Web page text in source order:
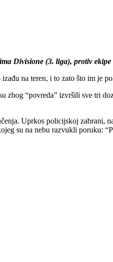
Divisione (3. liga), protiv
na teren, i to zato što im je
“povreda” izvršili sve tri
Uprkos policijskoj zabrani,
su na nebu razvukli poruku: